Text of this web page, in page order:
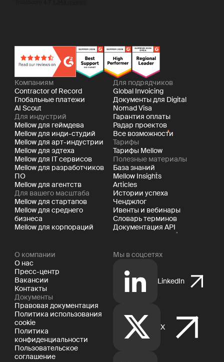
Компаниям
Contractor of Record
Глобальные платежи
AI Scout
Для индустрий
Mellow для геймдева
Mellow для инди-студий
Mellow для арт-индустрии
Mellow для эдтеха
Mellow для IT сервисов
Mellow для разработчиков
ПО
Mellow для агентств
Для вашего масштаба
Mellow для стартапов
Mellow для среднего
бизнеса
Mellow для корпораций
Для подрядчиков
Global Invoicing
Документы для Digital
Nomad Visa
Гарантия оплаты
Радар проектов
Все возможности
Тарифы
Тарифы Mellow
Полезные материалы
База знаний
Mellow Insights
Articles
Истории успеха
Ченджлог
Ивенты и вебинары
Словарь терминов
Документация API
О компании
О нас
Пресс-центр
Вакансии
Контакты
Документы
Правовая документация
Политика использования
cookie
Политика
конфиденциальности
Пользовательское
соглашение
Мы в соцсетях
LinkedIn
X